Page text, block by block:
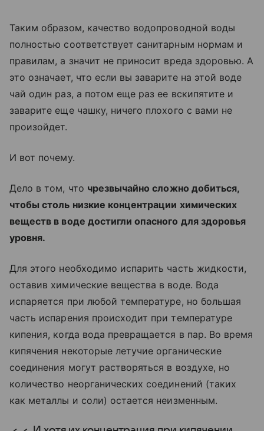
Таким образом, качество водопроводной воды
полностью соответствует санитарным нормам и
правилам, а значит не приносит вреда здоровью. А
это означает, что если вы заварите на этой воде
чай один раз, а потом еще раз ее вскипятите и
заварите еще чашку, ничего плохого с вами не
произойдет.
И вот почему.
Дело в том, что чрезвычайно сложно добиться,
чтобы столь низкие концентрации химических
веществ в воде достигли опасного для здоровья
уровня.
Для этого необходимо испарить часть жидкости,
оставив химические вещества в воде. Вода
испаряется при любой температуре, но большая
часть испарения происходит при температуре
кипения, когда вода превращается в пар. Во время
кипячения некоторые летучие органические
соединения могут растворяться в воздухе, но
количество неорганических соединений (таких
как металлы и соли) остается неизменным.